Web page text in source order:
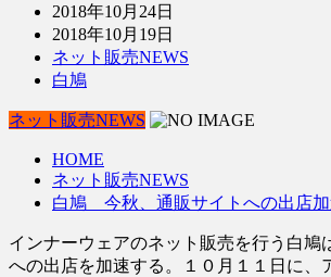
2018年10月24日
2018年10月19日
ネット販売NEWS
白鳩
ネット販売NEWS
HOME
ネット販売NEWS
白鳩 今秋、通販サイトへの出店
インナーウェアのネット販売を行う白鳩
への出店を加速する。１０月１１日に、